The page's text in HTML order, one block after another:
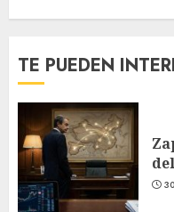
TE PUEDEN